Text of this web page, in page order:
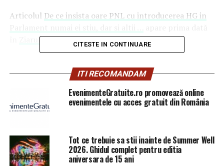
Articolul De ce insista oare PNL cu introducerea HG in
Ziarul Incisiv de Prahova.
ARTICOLE PE ACEIASI TEMA: PRIMA
Astăzi, 27 mai, 420 de ani de la Prima Unire politică a
celor trei principate româneşti
lucrurile la punct în IPJ Prahova/”Sange pe pereti” si
„bocete” in institutie!
CITESTE IN CONTINUARE
ITI RECOMANDAM
EvenimenteGratuite.ro promovează online
evenimentele cu acces gratuit din România
Tot ce trebuie sa stii inainte de Summer Well
2026. Ghidul complet pentru editia
aniversara de 15 ani